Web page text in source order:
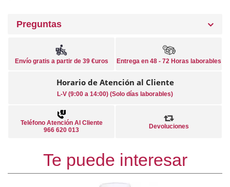
Preguntas
Envío gratis a partir de 39 €uros Entrega en 48 - 72 Horas laborables
Horario de Atención al Cliente
L-V (9:00 a 14:00) (Solo días laborables)
Teléfono Atención Al Cliente
966 620 013
Devoluciones
Te puede interesar